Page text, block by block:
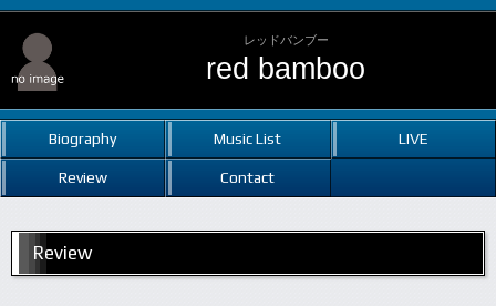
レッドバンブー
red bamboo
Biography Music List LIVE
Review Contact
Review